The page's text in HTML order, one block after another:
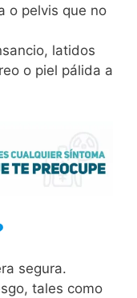
o pelvis que no
latidos
o piel pálida a
segura.
tales como